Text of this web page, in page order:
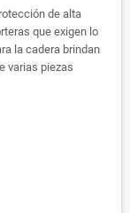
de alta
que exigen lo
la cadera brindan
varias piezas